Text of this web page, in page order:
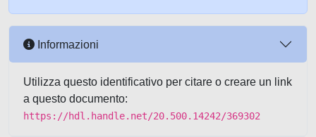
Informazioni
Utilizza questo identificativo per citare o creare un link
a questo documento:
https://hdl.handle.net/20.500.14242/369302